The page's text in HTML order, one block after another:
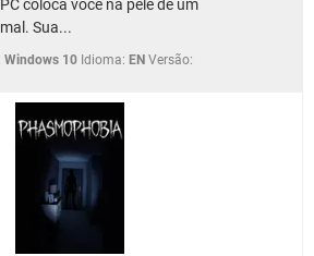
coloca você na pele de um
Sua...
Windows 10 Idioma: EN Versão: